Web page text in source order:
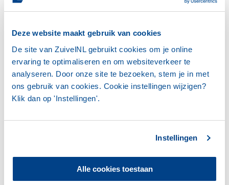
Deze website maakt gebruik van cookies
De site van ZuivelNL gebruikt cookies om je online
ervaring te optimaliseren en om websiteverkeer te
analyseren. Door onze site te bezoeken, stem je in met
ons gebruik van cookies. Cookie instellingen wijzigen?
Klik dan op 'Instellingen'.
Instellingen
Alle cookies toestaan
kg, een record.
LEES HET HELE MARKTBERICHT ZUIVEL
DECEMBER 2021
Meer nieuwsberichten
ZUIVELNL